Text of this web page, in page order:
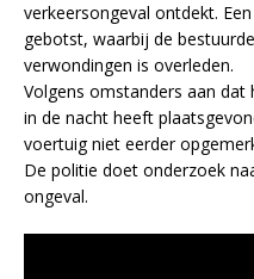
verkeersongeval ontdekt.
gebotst, waarbij de
verwondingen is overleden.
Volgens omstanders aan
in de nacht heeft
voertuig niet eerder
De politie doet onderzoek
ongeval.